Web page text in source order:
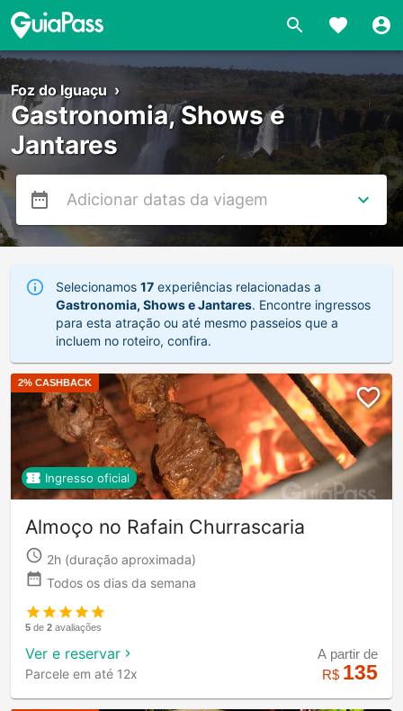
Foz do Iguaçu ›
Gastronomia, Shows e
Jantares
Selecionamos 17 experiências relacionadas a
Gastronomia, Shows e Jantares. Encontre ingressos
para esta atração ou até mesmo passeios que a
incluem no roteiro, confira.
2% CASHBACK
Ingresso oficial
Almoço no Rafain Churrascaria
2h (duração aproximada)
Todos os dias da semana
5 de 2 avaliações
Ver e reservar
Parcele em até 12x
A partir de
R$ 135